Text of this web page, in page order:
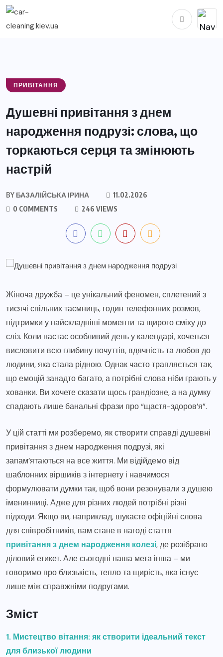
ПРИВІТАННЯ
Душевні привітання з днем
народження подрузі: слова, що
торкаються серця та змінюють
настрій
BY БАЗАЛІЙСЬКА ІРИНА
11.02.2026
0 COMMENTS
246 VIEWS
Жіноча дружба – це унікальний феномен, сплетений з
тисячі спільних таємниць, годин телефонних розмов,
підтримки у найскладніші моменти та щирого сміху до
сліз. Коли настає особливий день у календарі, хочеться
висловити всю глибину почуттів, вдячність та любов до
людини, яка стала рідною. Однак часто трапляється так,
що емоцій занадто багато, а потрібні слова ніби грають у
хованки. Ви хочете сказати щось грандіозне, а на думку
спадають лише банальні фрази про “щастя-здоров’я”.
У цій статті ми розберемо, як створити справді душевні
привітання з днем народження подрузі, які
запам’ятаються на все життя. Ми відійдемо від
шаблонних віршиків з інтернету і навчимося
формулювати думки так, щоб вони резонували з душею
іменинниці. Адже для різних людей потрібні різні
підходи. Якщо ви, наприклад, шукаєте офіційні слова
для співробітників, вам стане в нагоді стаття
привітання з днем народження колезі, де розібрано
діловий етикет. Але сьогодні наша мета інша – ми
говоримо про близькість, тепло та щирість, яка існує
лише між справжніми подругами.
Зміст
1. Мистецтво вітання: як створити ідеальний текст
для близької людини